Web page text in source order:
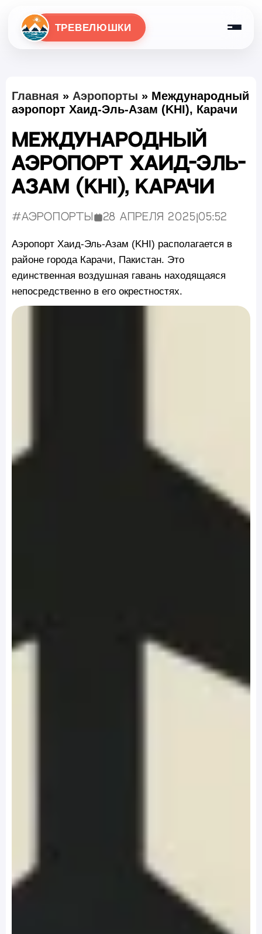
ТРЕВЕЛЮШКИ
Главная » Аэропорты » Международный
аэропорт Хаид-Эль-Азам (KHI), Карачи
Международный
аэропорт Хаид-Эль-
Азам (KHI), Карачи
#Аэропорты Опубликовано:
28 апреля 2025 |05:52
Аэропорт Хаид-Эль-Азам (KHI) располагается в
районе города Карачи, Пакистан. Это
единственная воздушная гавань находящаяся
непосредственно в его окрестностях.